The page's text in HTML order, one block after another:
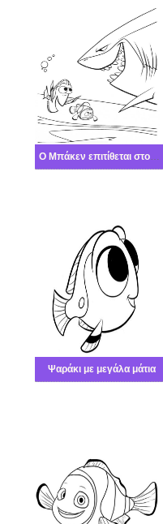
Ο Μπάκεν επιτίθεται στον Νέμο και την Ντόρι
Ψαράκι με μεγάλα μάτια